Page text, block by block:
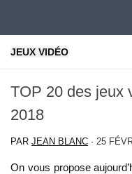
JEUX VIDÉO
TOP 20 des jeux
2018
PAR JEAN BLANC · 25
On vous propose